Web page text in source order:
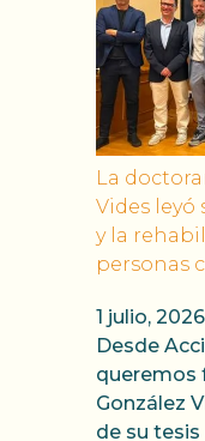
La
Vides leyó
y la
personas
1 julio, 2026
Desde
queremos
González
de su